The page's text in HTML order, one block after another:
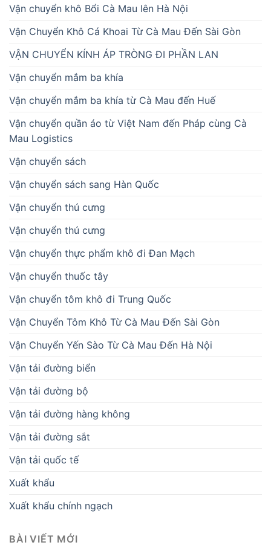
Vận chuyển khô Bổi Cà Mau lên Hà Nội
Vận Chuyển Khô Cá Khoai Từ Cà Mau Đến Sài Gòn
VẬN CHUYỂN KÍNH ÁP TRÒNG ĐI PHẦN LAN
Vận chuyển mắm ba khía
Vận chuyển mắm ba khía từ Cà Mau đến Huế
Vận chuyển quần áo từ Việt Nam đến Pháp cùng Cà
Mau Logistics
Vận chuyển sách
Vận chuyển sách sang Hàn Quốc
Vận chuyển thú cưng
Vận chuyển thú cưng
Vận chuyển thực phẩm khô đi Đan Mạch
Vận chuyển thuốc tây
Vận chuyển tôm khô đi Trung Quốc
Vận Chuyển Tôm Khô Từ Cà Mau Đến Sài Gòn
Vận Chuyển Yến Sào Từ Cà Mau Đến Hà Nội
Vận tải đường biển
Vận tải đường bộ
Vận tải đường hàng không
Vận tải đường sắt
Vận tải quốc tế
Xuất khẩu
Xuất khẩu chính ngạch
BÀI VIẾT MỚI